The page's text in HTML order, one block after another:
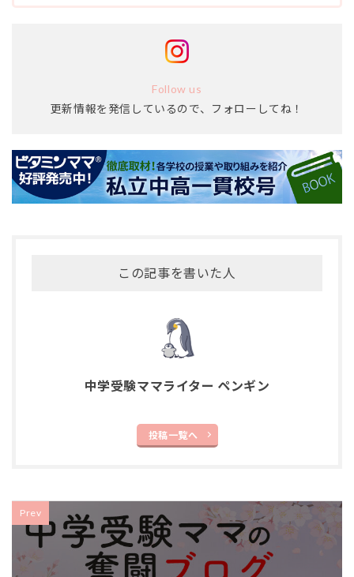
Follow us
更新情報を発信しているので、フォローしてね！
この記事を書いた人
中学受験ママライター ペンギン
投稿一覧へ
Prev